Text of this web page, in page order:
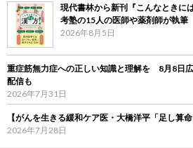
現代書林から新刊『こんなとき
考塾の15人の医師や薬剤師が執筆
2026年8月5日
重症筋無力症への正しい知識と理解を 8月8日
配信も
2026年7月31日
【がんを生きる緩和ケア医・大橋洋平「足し算
2026年7月28日